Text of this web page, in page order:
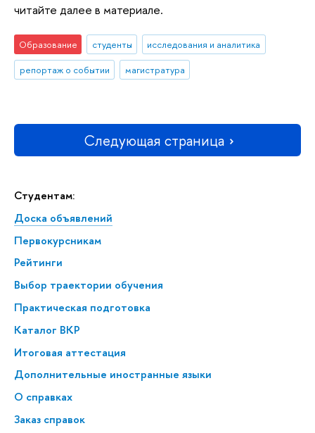
Студентам:
Доска объявлений
Первокурсникам
Рейтинги
Выбор траектории обучения
Практическая подготовка
Каталог ВКР
Итоговая аттестация
Дополнительные иностранные языки
О справках
Заказ справок
читайте далее в материале.
Образование студенты
исследования и аналитика
репортаж о событии
магистратура
Следующая страница